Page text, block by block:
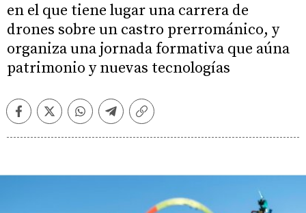
en el que tiene lugar una carrera de
drones sobre un castro prerrománico, y
organiza una jornada formativa que aúna
patrimonio y nuevas tecnologías
FacebookTwitterWhatsappTelegramCopiar